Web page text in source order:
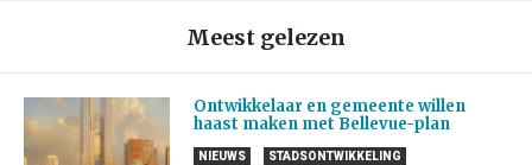
Meest gelezen
Ontwikkelaar en gemeente willen
haast maken met Bellevue-plan
NIEUWS STADSONTWIKKELING